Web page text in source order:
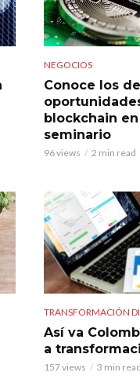
NEGOCIOS
Conoce los
blockchain
seminario
96 views 2 min read
TRANSFORMACIÓN
Así va
a
157 views 3 min read